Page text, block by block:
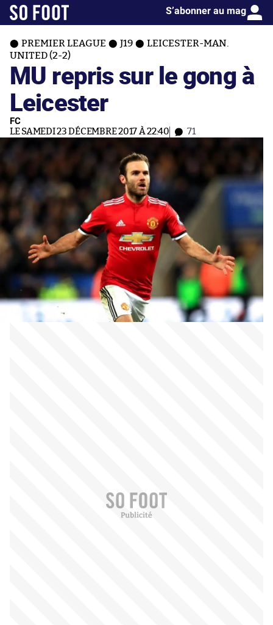
S’abonner au mag
PREMIER LEAGUE J19
LEICESTER-MAN.
UNITED (2-2)
MU repris sur le gong à
Leicester
FC
LE SAMEDI 23 DÉCEMBRE 2017 À 22:40 71